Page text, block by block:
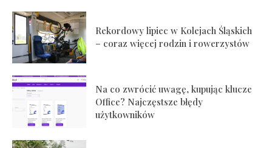
Rekordowy lipiec w Kolejach Śląskich
– coraz więcej rodzin i rowerzystów
Na co zwrócić uwagę, kupując klucze
Office? Najczęstsze błędy
użytkowników